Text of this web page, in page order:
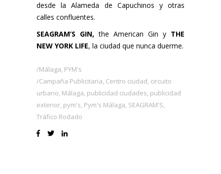
desde la Alameda de Capuchinos y otras
calles confluentes.
SEAGRAM’S GIN, the American Gin y THE
NEW YORK LIFE, la ciudad que nunca duerme.
Málaga, PYM's
Campaña Publicitaria, Centro ciudad, circuito
urbano, Málaga, publicidad ciudades, publicidad
exterior, pym's, Pym's Málaga, SEAGRAM'S,
Tráfico Rodado